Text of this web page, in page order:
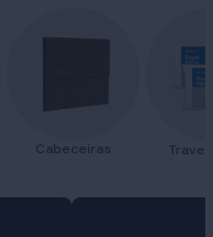
Cabeceiras